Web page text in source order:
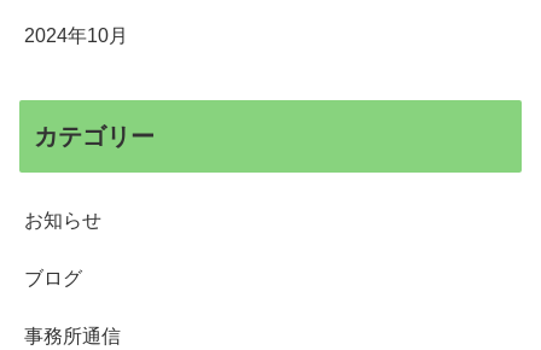
2024年10月
カテゴリー
お知らせ
ブログ
事務所通信